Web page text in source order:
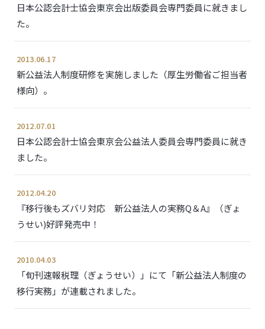
日本公認会計士協会東京会出版委員会専門委員に就きまし
た。
2013.06.17
新公益法人制度研修を実施しました（厚生労働省ご担当者
様向）。
2012.07.01
日本公認会計士協会東京会公益法人委員会専門委員に就き
ました。
2012.04.20
『移行後もズバリ対応 新公益法人の実務Q＆A』（ぎょ
うせい)好評発売中！
2010.04.03
「旬刊速報税理（ぎょうせい）」にて「新公益法人制度の
移行実務」が連載されました。